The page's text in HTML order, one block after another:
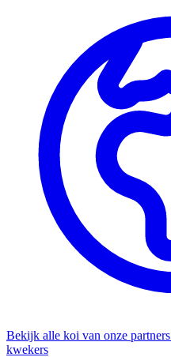
Bekijk alle koi van onze partners
kwekers